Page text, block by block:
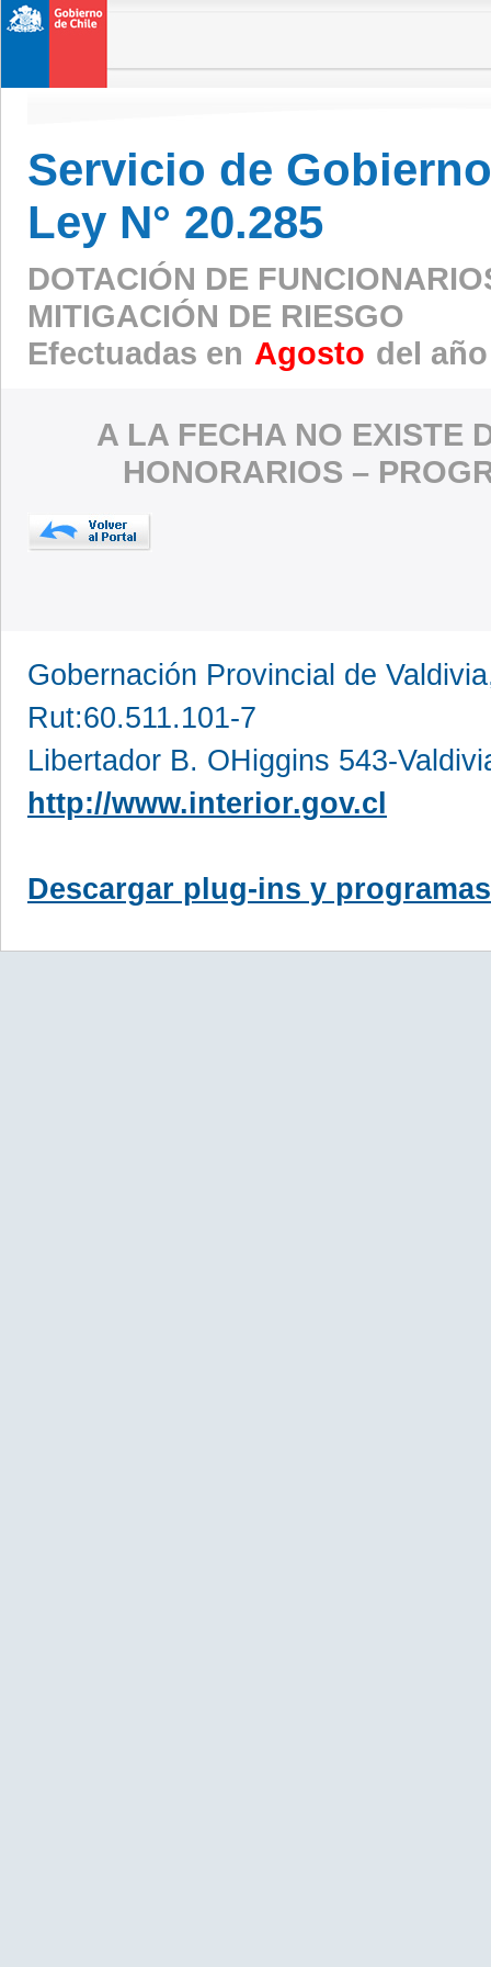
Servicio de
Ley N° 20.285
DOTACIÓN DE
MITIGACIÓN DE RIESGO
Efectuadas en Agosto del
A LA FECHA NO EXISTE
HONORARIOS –
Gobernación Provincial de
Rut:60.511.101-7
Libertador B. OHiggins 543-
http://www.interior.gov.cl
Descargar plug-ins y